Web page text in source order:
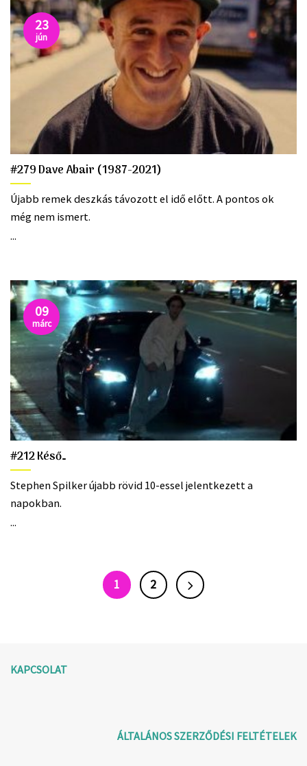
#279 Dave Abair (1987-2021)
Újabb remek deszkás távozott el idő előtt. A pontos ok
még nem ismert.
...
23
jún
#212 Késő…
Stephen Spilker újabb rövid 10-essel jelentkezett a
napokban.
...
09
márc
1 2
KAPCSOLAT
ÁLTALÁNOS SZERZŐDÉSI FELTÉTELEK